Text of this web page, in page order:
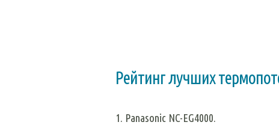
Рейтинг лучших
1. Panasonic NC-EG4000.